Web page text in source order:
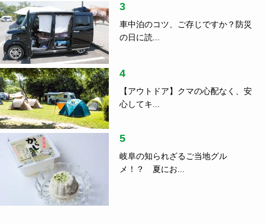
3
車中泊のコツ、ご存じですか？防災
の日に読...
4
【アウトドア】クマの心配なく、安
心してキ...
5
岐阜の知られざるご当地グル
メ！？ 夏にお...